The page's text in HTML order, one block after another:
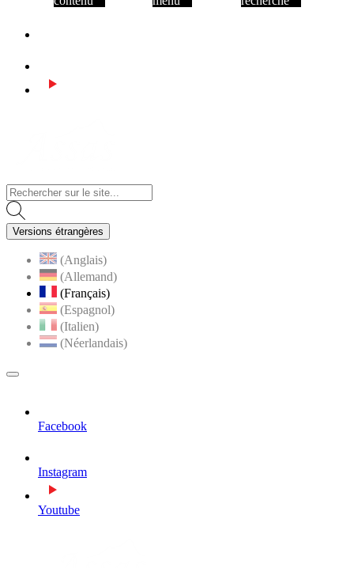
Versions étrangères
(Anglais)
(Allemand)
(Français)
(Espagnol)
(Italien)
(Néerlandais)
MENU
Facebook
Instagram
Youtube